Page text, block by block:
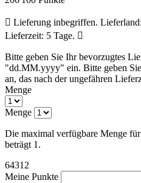
Lieferung inbegriffen.
Lieferzeit: 5 Tage.
Bitte geben Sie Ihr bevorzugtes
"dd.MM.yyyy" ein. Bitte geben
an, das nach der ungefähren
Menge
Menge
Die maximal verfügbare Menge
beträgt 1.
64312
Meine Punkte